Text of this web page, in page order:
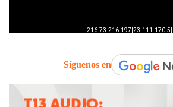
Síguenos en